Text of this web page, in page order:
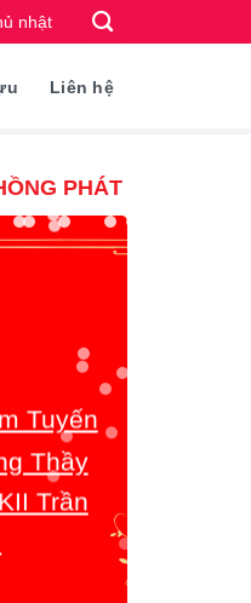
nhật
Liên hệ
PHÁT
Tuyến
Thầy
Trần
Khách